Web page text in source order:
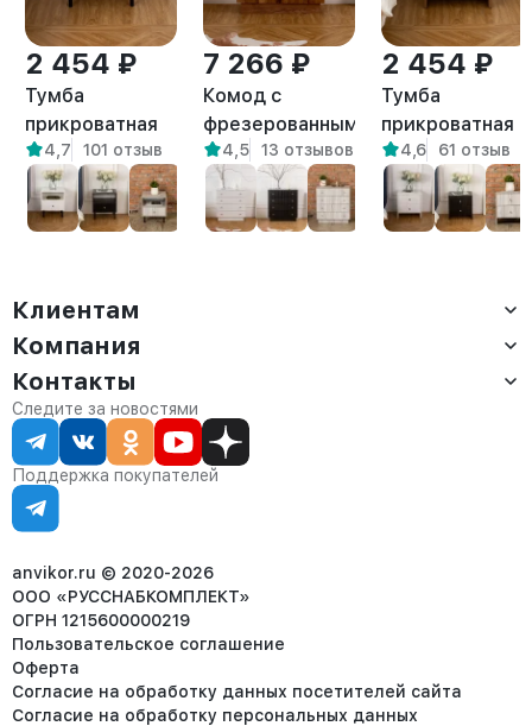
2 454 ₽
Тумба
прикроватная
на ножках лофт
Канси
амаретто
4,7 101 отзыв
7 266 ₽
Комод с
фрезерованными
фасадами с
выдвижными
ящиками Лиму
амаретто
4,5 13 отзывов
2 454 ₽
Тумба
прикроватная с
ящиками в
спальню Токко
амаретто
4,6 61 отзыв
Клиентам
Доставка
Оплата
Сервис
Статус заказа
Статьи
Компания
О компании
Контакты
Партнёрам
Контакты
Отдел продаж:
8 (800) 234-22-62
corp@anvikor.ru
Ежедневно, с 7:00-19:00 (МСК)
Отдел рекламации:
8 (953) 455-25-61
Следите за новостями
Поддержка покупателей
anvikor.ru © 2020-2026
ООО «РУССНАБКОМПЛЕКТ»
ОГРН 1215600000219
Пользовательское соглашение
Оферта
Согласие на обработку данных посетителей сайта
Согласие на обработку персональных данных